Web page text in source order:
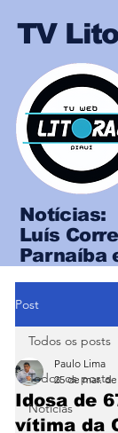
TV
Notícias:
Luís
Parnaíba
Post
Todos os posts
Notícias
Todos os posts
Idosa de
vítima da
Paulo Lima
25 de mar.